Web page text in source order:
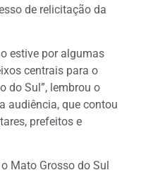
de relicitação da
estive por algumas
centrais para o
do Sul”, lembrou o
audiência, que contou
prefeitos e
Mato Grosso do Sul